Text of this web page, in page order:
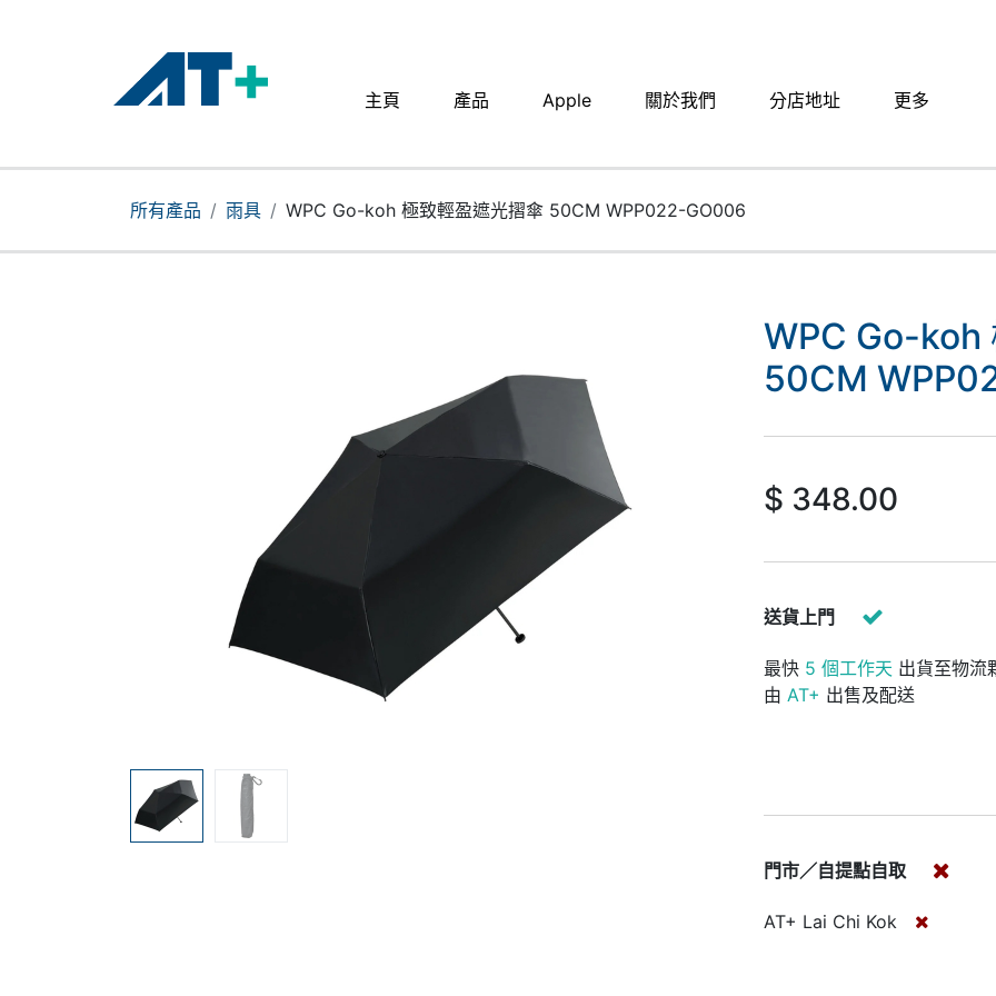
主頁 產品 Apple 關於我們 分店地址​ 更多
產品
所有產品 雨具 WPC Go-koh 極致輕盈遮光摺傘 50CM WPP022-GO006
WPC Go-koh
50CM
$ 348.00
送貨上門
最快 5 個工作天 出貨至物流
由 AT+ 出售及配送
門市／自提點自取
AT+ Lai Chi Kok